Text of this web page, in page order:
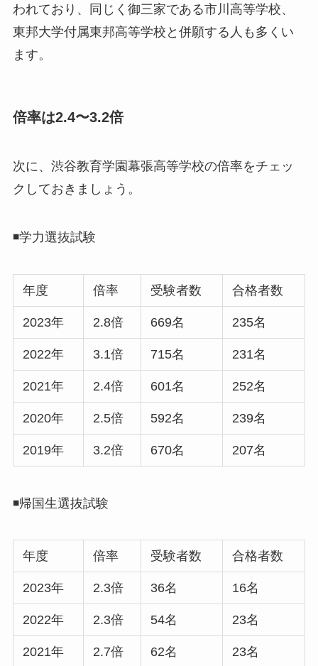
われており、同じく御三家である市川高等学校、
東邦大学付属東邦高等学校と併願する人も多くい
ます。
倍率は2.4〜3.2倍
次に、渋谷教育学園幕張高等学校の倍率をチェッ
クしておきましょう。
◾️学力選抜試験
年度 倍率 受験者数 合格者数
2023年 2.8倍 669名 235名
2022年 3.1倍 715名 231名
2021年 2.4倍 601名 252名
2020年 2.5倍 592名 239名
2019年 3.2倍 670名 207名
◾️帰国生選抜試験
年度 倍率 受験者数 合格者数
2023年 2.3倍 36名 16名
2022年 2.3倍 54名 23名
2021年 2.7倍 62名 23名